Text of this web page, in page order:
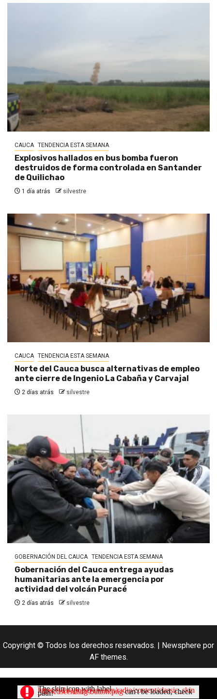
CAUCA TENDENCIA ESTA SEMANA
Explosivos hallados en bus bomba fueron
destruidos de forma controlada en Santander
de Quilichao
1 día atrás silvestre
CAUCA TENDENCIA ESTA SEMANA
Norte del Cauca busca alternativas de empleo
ante cierre de Ingenio La Cabaña y Carvajal
2 días atrás silvestre
GOBERNACIÓN DEL CAUCA TENDENCIA ESTA SEMANA
Gobernación del Cauca entrega ayudas
humanitarias ante la emergencia por
actividad del volcán Puracé
2 días atrás silvestre
Copyright © Todos los derechos reservados. | Newsphere por
AF themes.